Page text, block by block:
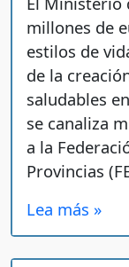
millones de
estilos de
de la
saludables
se canaliza
a la
Provincias
Lea más »